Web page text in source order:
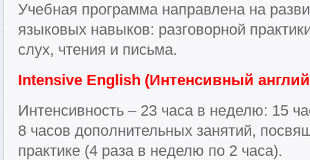
Учебная программа направлена на
языковых навыков: разговорной
слух, чтения и письма.
Intensive English (Интенсивный
Интенсивность – 23 часа в неделю: 15
8 часов дополнительных занятий,
практике (4 раза в неделю по 2 часа).